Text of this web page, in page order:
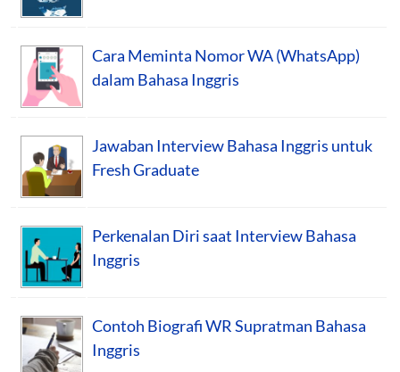
Cara Meminta Nomor WA (WhatsApp)
dalam Bahasa Inggris
Jawaban Interview Bahasa Inggris untuk
Fresh Graduate
Perkenalan Diri saat Interview Bahasa
Inggris
Contoh Biografi WR Supratman Bahasa
Inggris